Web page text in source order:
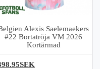
Alexis Saelemaekers
#22 Bortatröja VM 2026
Kortärmad